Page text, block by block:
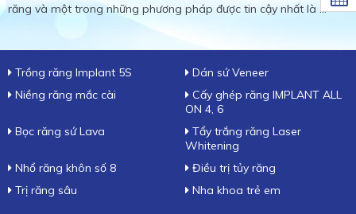
răng và một trong những phương pháp được tin cậy nhất là ...
Trồng răng Implant 5S
Dán sứ Veneer
Niềng răng mắc cài
Cấy ghép răng IMPLANT ALL
ON 4, 6
Bọc răng sứ Lava
Tẩy trắng răng Laser
Whitening
Nhổ răng khôn số 8
Điều trị tủy răng
Trị răng sâu
Nha khoa trẻ em